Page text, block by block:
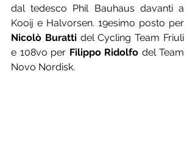
dal tedesco Phil Bauhaus davanti a
Nicolò Buratti del Cycling Team Friuli
e 108vo per Filippo Ridolfo del Team
Novo Nordisk.